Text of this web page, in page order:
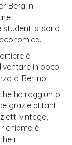
Berg in
si sono
è
in poco
di Berlino.
ha raggiunto
grazie ai tanti
vintage,
è
il